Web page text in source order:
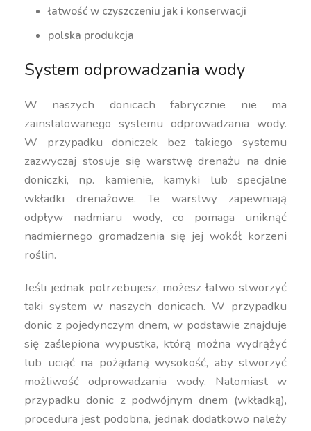
łatwość w czyszczeniu jak i konserwacji
polska produkcja
System odprowadzania wody
W naszych donicach fabrycznie nie ma
zainstalowanego systemu odprowadzania wody.
W przypadku doniczek bez takiego systemu
zazwyczaj stosuje się warstwę drenażu na dnie
doniczki, np. kamienie, kamyki lub specjalne
wkładki drenażowe. Te warstwy zapewniają
odpływ nadmiaru wody, co pomaga uniknąć
nadmiernego gromadzenia się jej wokół korzeni
roślin.
Jeśli jednak potrzebujesz, możesz łatwo stworzyć
taki system w naszych donicach. W przypadku
donic z pojedynczym dnem, w podstawie znajduje
się zaślepiona wypustka, którą można wydrążyć
lub uciąć na pożądaną wysokość, aby stworzyć
możliwość odprowadzania wody. Natomiast w
przypadku donic z podwójnym dnem (wkładką),
procedura jest podobna, jednak dodatkowo należy